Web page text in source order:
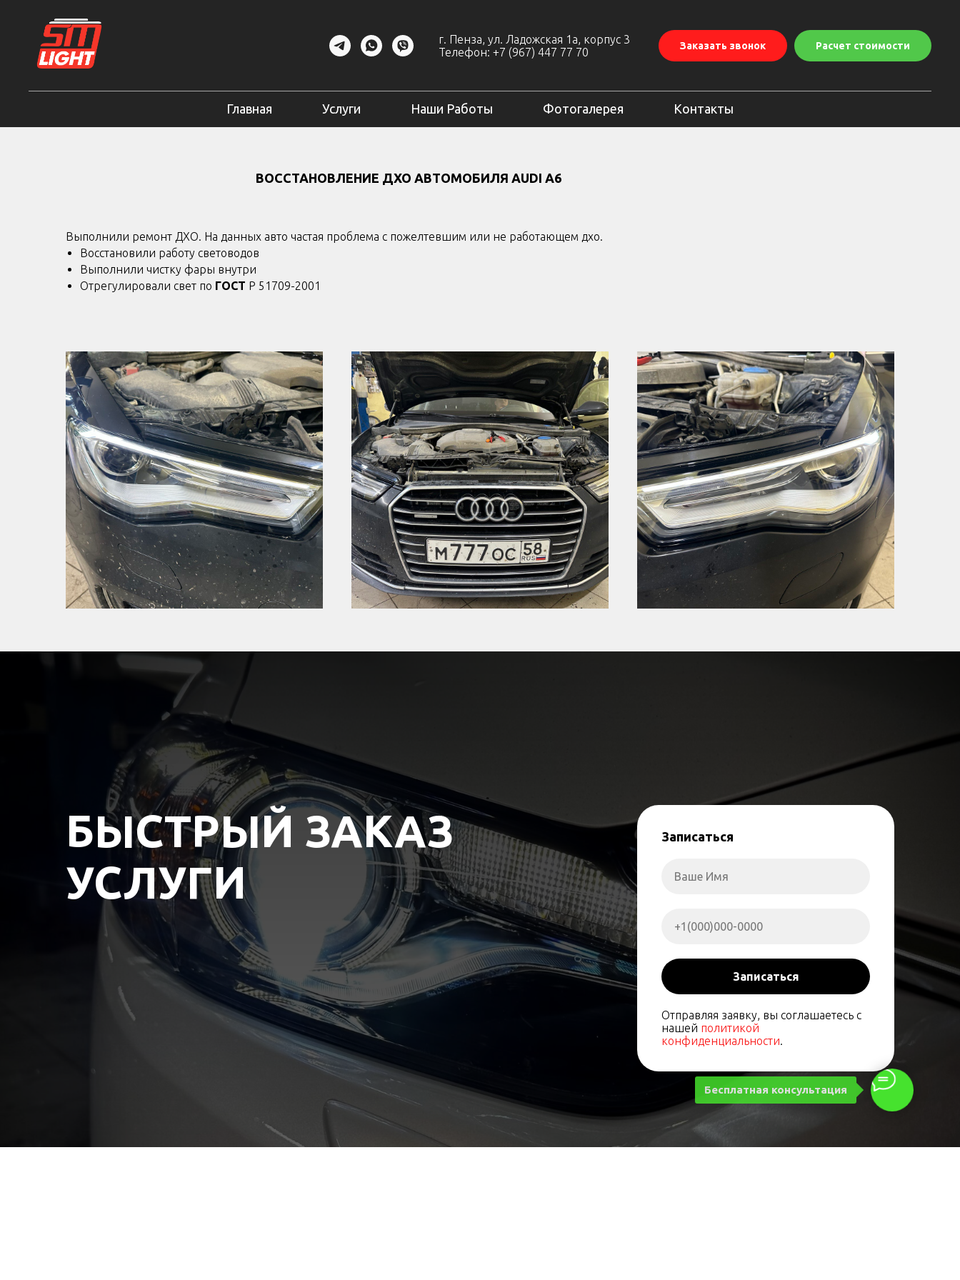
г. Пенза, ул. Ладожская 1а, корпус 3
Телефон: +7 (967) 447 77 70
Заказать звонок Расчет стоимости
Главная Услуги Наши Работы Фотогалерея Контакты
Бесплатная консультация
ВОССТАНОВЛЕНИЕ ДХО АВТОМОБИЛЯ AUDI A6
Выполнили ремонт ДХО. На данных авто частая проблема с пожелтевшим или не работающем дхо.
Восстановили работу световодов
Выполнили чистку фары внутри
Отрегулировали свет по ГОСТ Р 51709-2001
БЫСТРЫЙ ЗАКАЗ
УСЛУГИ
Записаться
Записаться
Отправляя заявку, вы соглашаетесь с
нашей политикой
конфиденциальности.